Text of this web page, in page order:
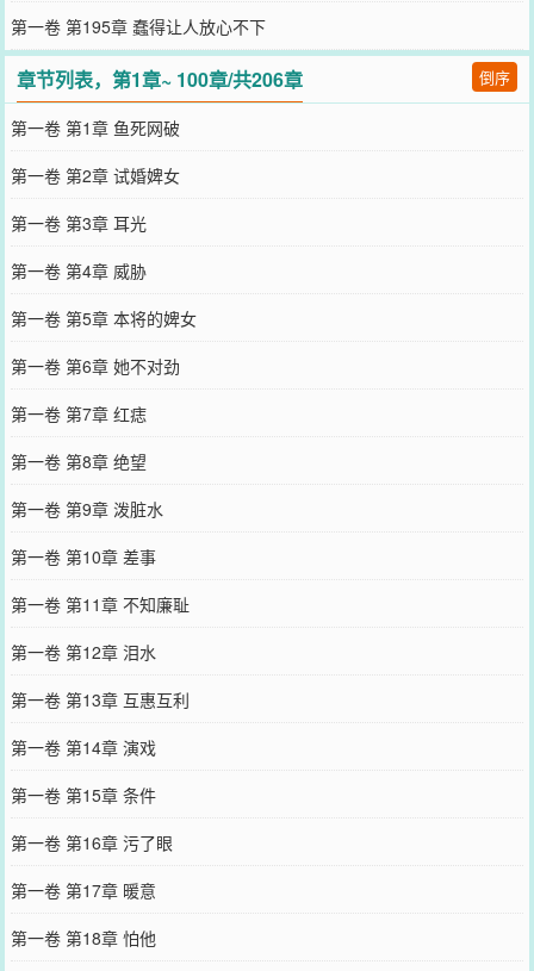
第一卷 第195章 蠢得让人放心不下
章节列表，第1章~ 100章/共206章 倒序
第一卷 第1章 鱼死网破
第一卷 第2章 试婚婢女
第一卷 第3章 耳光
第一卷 第4章 威胁
第一卷 第5章 本将的婢女
第一卷 第6章 她不对劲
第一卷 第7章 红痣
第一卷 第8章 绝望
第一卷 第9章 泼脏水
第一卷 第10章 差事
第一卷 第11章 不知廉耻
第一卷 第12章 泪水
第一卷 第13章 互惠互利
第一卷 第14章 演戏
第一卷 第15章 条件
第一卷 第16章 污了眼
第一卷 第17章 暖意
第一卷 第18章 怕他